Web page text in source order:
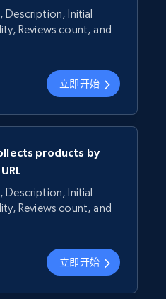
Description, Initial
Reviews count, and
立即开始
products by
Description, Initial
Reviews count, and
立即开始